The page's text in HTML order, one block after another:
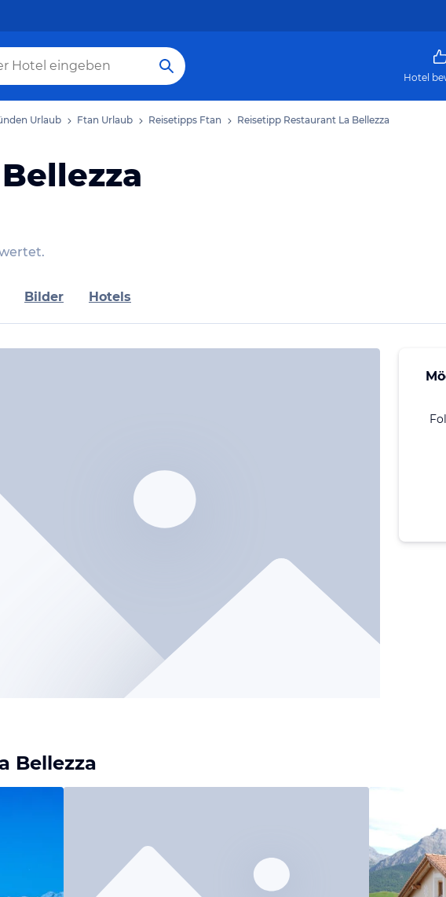
Hotel
Urlaub Ftan Urlaub Reisetipps Ftan Reisetipp Restaurant La Bellezza
Bilder Hotels
Bellezza